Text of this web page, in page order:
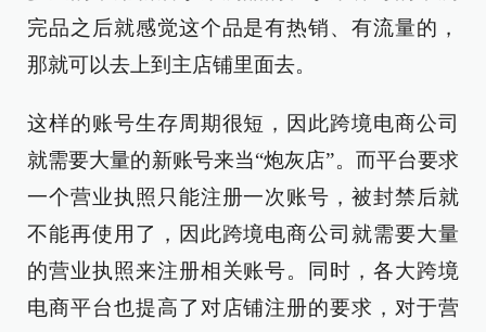
完品之后就感觉这个品是有热销、有流量的，
那就可以去上到主店铺里面去。
这样的账号生存周期很短，因此跨境电商公司
就需要大量的新账号来当“炮灰店”。而平台要求
一个营业执照只能注册一次账号，被封禁后就
不能再使用了，因此跨境电商公司就需要大量
的营业执照来注册相关账号。同时，各大跨境
电商平台也提高了对店铺注册的要求，对于营